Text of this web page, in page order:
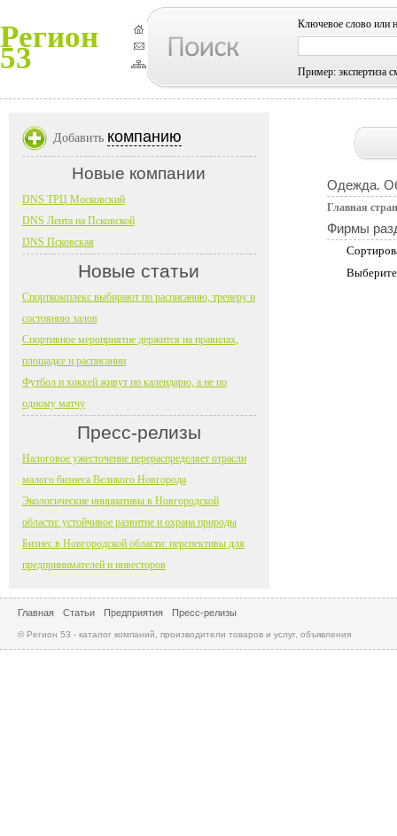
Регион
53
Ключевое слово или
Пример: экспертиза
Одежда.
Главная
Фирмы
Добавить компанию
Новые компании
DNS ТРЦ Московский
DNS Лента на Псковской
DNS Псковская
Новые статьи
Спорткомплекс выбирают по расписанию, тренеру и
состоянию залов
Спортивное мероприятие держится на правилах,
площадке и расписании
Футбол и хоккей живут по календарю, а не по
одному матчу
Пресс-релизы
Налоговое ужесточение перераспределяет отрасли
малого бизнеса Великого Новгорода
Экологические инициативы в Новгородской
области: устойчивое развитие и охрана природы
Бизнес в Новгородской области: перспективы для
предпринимателей и инвесторов
Главная Статьи Предприятия Пресс-релизы
© Регион 53 - каталог компаний, производители товаров и услуг, объявления